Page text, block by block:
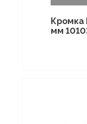
Кромка
мм